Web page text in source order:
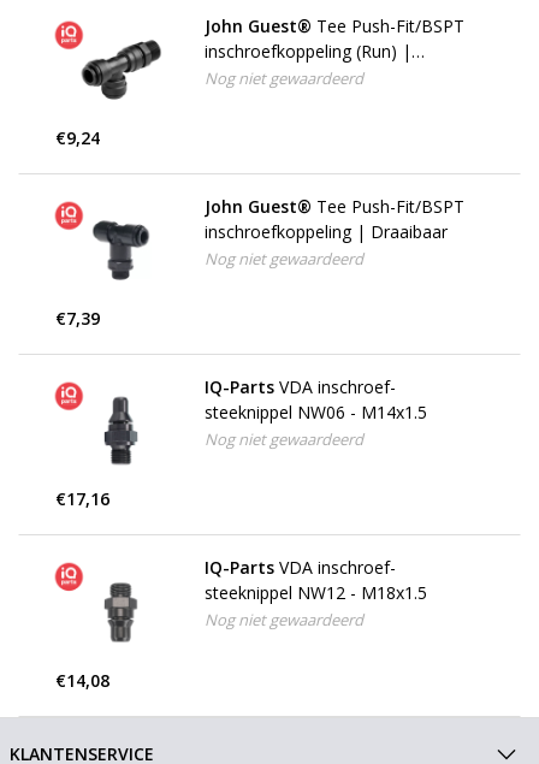
John Guest® Tee Push-Fit/BSPT
inschroefkoppeling (Run) |
Draaibaar
Nog niet gewaardeerd
€9,24
John Guest® Tee Push-Fit/BSPT
inschroefkoppeling | Draaibaar
Nog niet gewaardeerd
€7,39
IQ-Parts VDA inschroef-
steeknippel NW06 - M14x1.5
Nog niet gewaardeerd
€17,16
IQ-Parts VDA inschroef-
steeknippel NW12 - M18x1.5
Nog niet gewaardeerd
€14,08
KLANTENSERVICE